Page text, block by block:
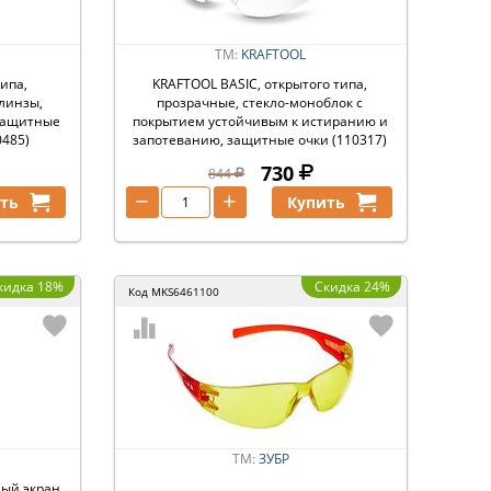
ТМ: KRAFTOOL
KRAFTOOL BASIC, открытого типа,
прозрачные, стекло-моноблок с
покрытием устойчивым к истиранию и
запотеванию, защитные очки (110317)
844
730
+
− Купить
18% Код MKS6461100 Скидка 24%
ТМ: ЗУБР